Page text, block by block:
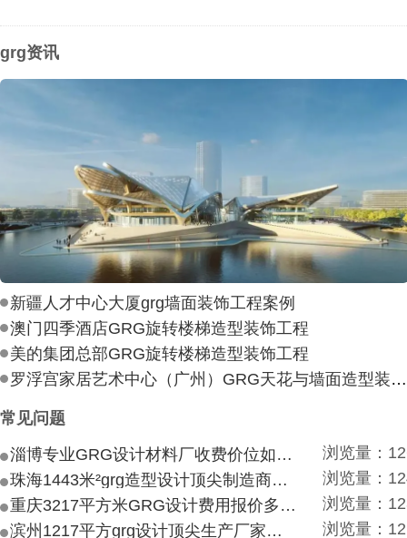
grg资讯
新疆人才中心大厦grg墙面装饰工程案例
澳门四季酒店GRG旋转楼梯造型装饰工程
美的集团总部GRG旋转楼梯造型装饰工程
罗浮宫家居艺术中心（广州）GRG天花与墙面造型装饰工程
常见问题
淄博专业GRG设计材料厂收费价位如何？
浏览量：
珠海1443米²grg造型设计顶尖制造商付费付费多少？
浏览量：
重庆3217平方米GRG设计费用报价多少？
浏览量：
滨州1217平方grg设计顶尖生产厂家价目如何？
浏览量：